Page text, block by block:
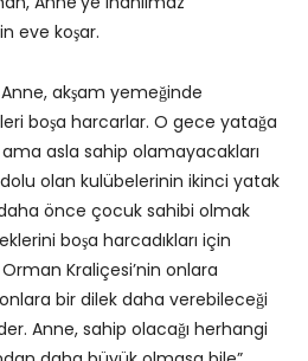
eve koşar.
akşam yemeğinde
boşa harcarlar. O gece yatağa
asla sahip olamayacakları
olan kulübelerinin ikinci yatak
önce çocuk sahibi olmak
boşa harcadıkları için
Kraliçesi’nin onlara
bir dilek daha verebileceği
Anne, sahip olacağı herhangi